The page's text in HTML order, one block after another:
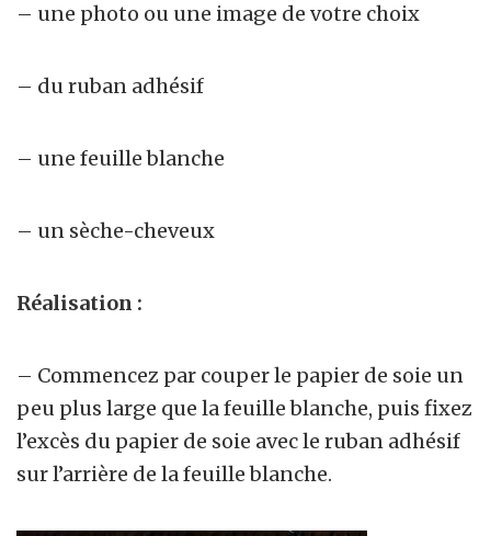
– une photo ou une image de votre choix
– du ruban adhésif
– une feuille blanche
– un sèche-cheveux
Réalisation :
– Commencez par couper le papier de soie un
peu plus large que la feuille blanche, puis fixez
l’excès du papier de soie avec le ruban adhésif
sur l’arrière de la feuille blanche.